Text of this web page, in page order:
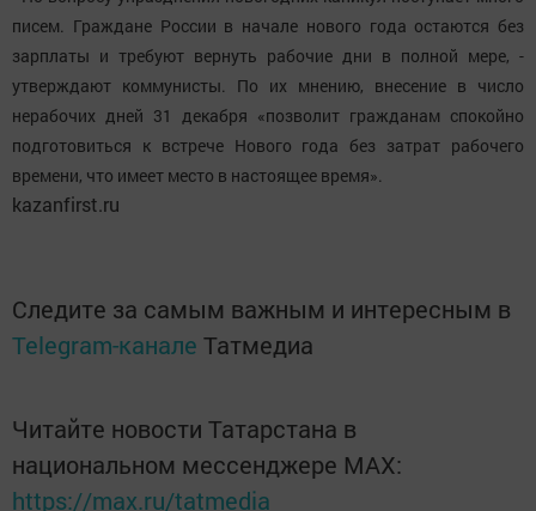
писем. Граждане России в начале нового года остаются без
зарплаты и требуют вернуть рабочие дни в полной мере, -
утверждают коммунисты. По их мнению, внесение в число
нерабочих дней 31 декабря «позволит гражданам спокойно
подготовиться к встрече Нового года без затрат рабочего
времени, что имеет место в настоящее время».
kazanfirst.ru
Следите за самым важным и интересным в
Telegram-канале Татмедиа
Читайте новости Татарстана в
национальном мессенджере MАХ:
https://max.ru/tatmedia